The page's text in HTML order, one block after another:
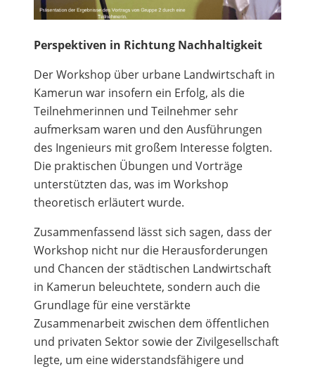
Perspektiven in Richtung Nachhaltigkeit
Der Workshop über urbane Landwirtschaft in
Kamerun war insofern ein Erfolg, als die
Teilnehmerinnen und Teilnehmer sehr
aufmerksam waren und den Ausführungen
des Ingenieurs mit großem Interesse folgten.
Die praktischen Übungen und Vorträge
unterstützten das, was im Workshop
theoretisch erläutert wurde.
Zusammenfassend lässt sich sagen, dass der
Workshop nicht nur die Herausforderungen
und Chancen der städtischen Landwirtschaft
in Kamerun beleuchtete, sondern auch die
Grundlage für eine verstärkte
Zusammenarbeit zwischen dem öffentlichen
und privaten Sektor sowie der Zivilgesellschaft
legte, um eine widerstandsfähigere und